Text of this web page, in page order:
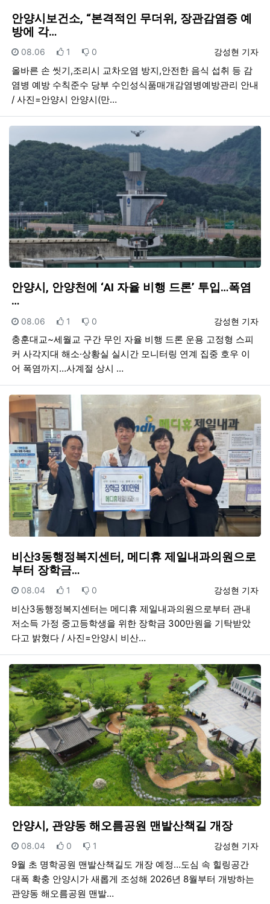
안양시보건소, “본격적인 무더위, 장관감염증 예
방에 각…
등록자
강성현 기자
등록일
08.06 추천
1 비추천
0
올바른 손 씻기,조리시 교차오염 방지,안전한 음식 섭취 등 감
염병 예방 수칙준수 당부 수인성식품매개감염병예방관리 안내
/ 사진=안양시 안양시(만…
안양시, 안양천에 ‘AI 자율 비행 드론’ 투입…폭염
…
등록자
강성현 기자
등록일
08.06 추천
1 비추천
0
충훈대교~세월교 구간 무인 자율 비행 드론 운용 고정형 스피
커 사각지대 해소·상황실 실시간 모니터링 연계 집중 호우 이
어 폭염까지…사계절 상시 …
비산3동행정복지센터, 메디휴 제일내과의원으로
부터 장학금…
등록자
강성현 기자
등록일
08.04 추천
1 비추천
0
비산3동행정복지센터는 메디휴 제일내과의원으로부터 관내
저소득 가정 중고등학생을 위한 장학금 300만원을 기탁받았
다고 밝혔다 / 사진=안양시 비산…
안양시, 관양동 해오름공원 맨발산책길 개장
등록자
강성현 기자
등록일
08.04 추천
0 비추천
1
9월 초 명학공원 맨발산책길도 개장 예정…도심 속 힐링공간
대폭 확충 안양시가 새롭게 조성해 2026년 8월부터 개방하는
관양동 해오름공원 맨발…